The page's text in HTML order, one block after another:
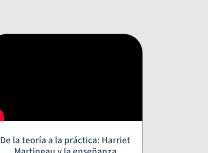
De la teoría a la práctica: Harriet